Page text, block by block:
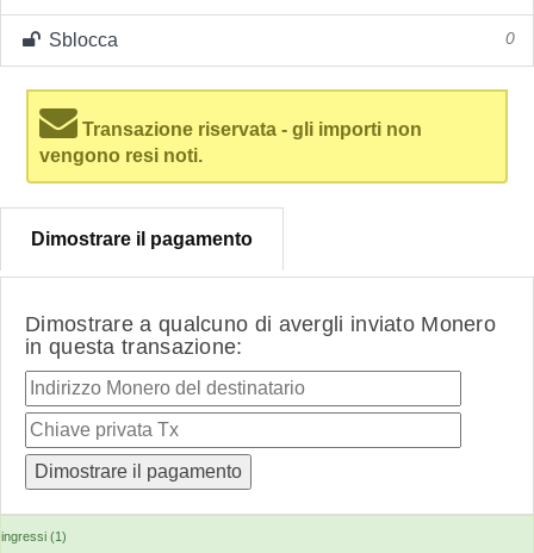
Sblocca 0
Transazione riservata - gli importi non
vengono resi noti.
Dimostrare il pagamento
Dimostrare a qualcuno di avergli inviato Monero
in questa transazione:
ingressi (1)